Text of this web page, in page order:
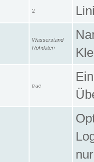
2
Wasserstand
Rohdaten
true